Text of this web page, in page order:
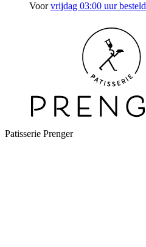
Voorvrijdag 03:00 uur besteld
Patisserie Prenger